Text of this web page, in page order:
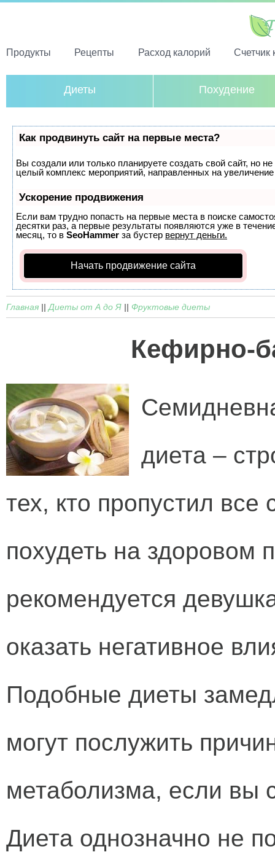
Продукты Рецепты Расход калорий Счетчик
Диеты Похудение
Как продвинуть сайт на первые места?
Вы создали или только планируете создать свой сайт, но
целый комплекс мероприятий, направленных на
Ускорение продвижения
Если вам трудно попасть на первые места в поиске
десятки раз, а первые результаты появляются уже в
месяц, то в SeoHammer за бустер вернут деньги.
Начать продвижение сайта
Главная || Диеты от А до Я || Фруктовые диеты
Кефирно-
диета –
тех, кто пропустил
похудеть на здоровом
рекомендуется
оказать негативное
Подобные диеты
могут послужить
метаболизма, если вы
Диета однозначно не